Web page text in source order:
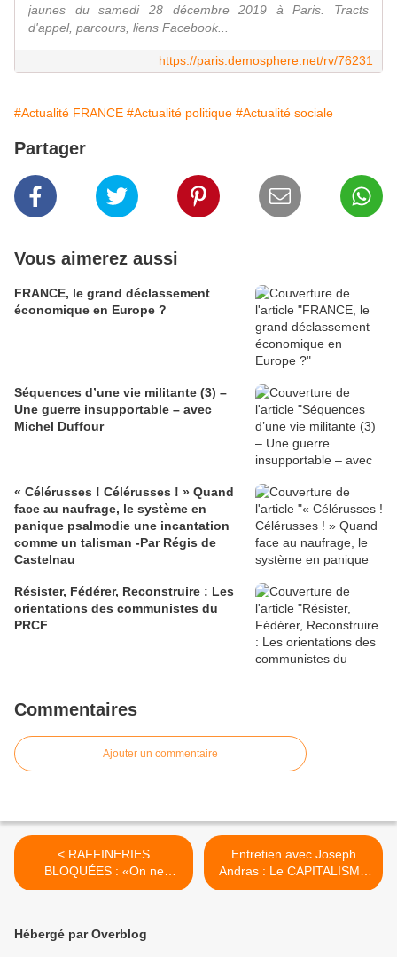
jaunes du samedi 28 décembre 2019 à Paris. Tracts
d'appel, parcours, liens Facebook...
https://paris.demosphere.net/rv/76231
#Actualité FRANCE #Actualité politique #Actualité sociale
Partager
Vous aimerez aussi
FRANCE, le grand déclassement
économique en Europe ?
Séquences d’une vie militante (3) –
Une guerre insupportable – avec
Michel Duffour
« Célérusses ! Célérusses ! » Quand
face au naufrage, le système en
panique psalmodie une incantation
comme un talisman -Par Régis de
Castelnau
Résister, Fédérer, Reconstruire : Les
orientations des communistes du
PRCF
Commentaires
Ajouter un commentaire
< RAFFINERIES
BLOQUÉES : «On ne
cherche pas à améliorer le
Entretien avec Joseph
Andras : Le CAPITALISME
ne rendra pas les clés
Hébergé par Overblog